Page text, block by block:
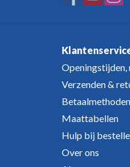
Verzenden &
Betaalmethoden
Maattabellen
Hulp bij
Over ons